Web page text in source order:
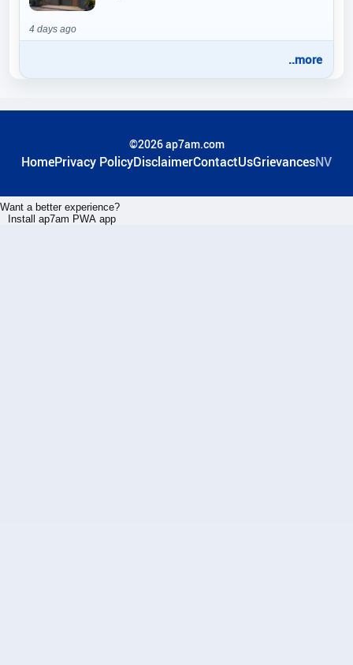
4 days ago
..more
©2026 ap7am.com
HomePrivacy PolicyDisclaimerContactUsGrievancesNV
Want a better experience?
Install ap7am PWA app